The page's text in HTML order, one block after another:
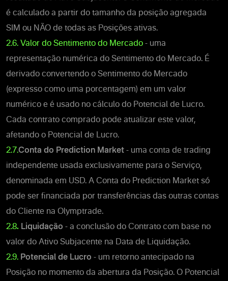
é calculado a partir do tamanho da posição agregada
SIM ou NÃO de todas as Posições ativas.
2.6. Valor do Sentimento do Mercado - uma
representação numérica do Sentimento do Mercado. É
derivado convertendo o Sentimento do Mercado
(expresso como uma porcentagem) em um valor
numérico e é usado no cálculo do Potencial de Lucro.
Cada contrato comprado pode atualizar este valor,
afetando o Potencial de Lucro.
2.7.Conta do Prediction Market - uma conta de trading
independente usada exclusivamente para o Serviço,
denominada em USD. A Conta do Prediction Market só
pode ser financiada por transferências das outras contas
do Cliente na Olymptrade.
2.8. Liquidação - a conclusão do Contrato com base no
valor do Ativo Subjacente na Data de Liquidação.
2.9. Potencial de Lucro - um retorno antecipado na
Posição no momento da abertura da Posição. O Potencial